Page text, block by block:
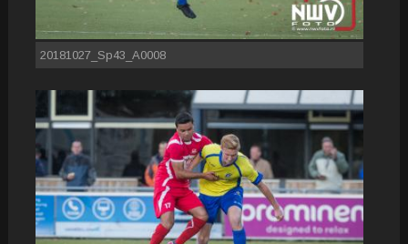
20181027_Sp43_A0008